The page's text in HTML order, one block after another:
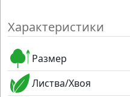
Характеристики
Размер
Листва/Хвоя